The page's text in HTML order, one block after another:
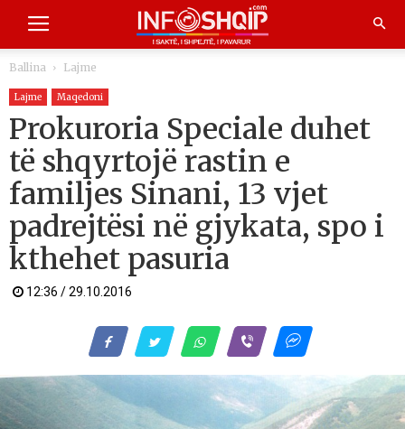
Ballina Lajme
Lajme Maqedoni
Prokuroria Speciale duhet
të shqyrtojë rastin e
familjes Sinani, 13 vjet
padrejtësi në gjykata, spo i
kthehet pasuria
12:36 / 29.10.2016